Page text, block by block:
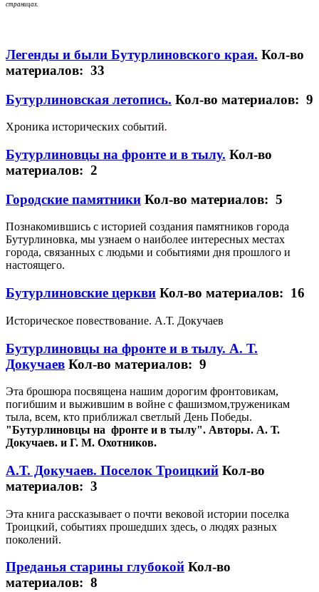
страницах.
Легенды и были Бутурлиновского края. Кол-во
материалов: 33
Бутурлиновская летопись. Кол-во материалов: 9
Хроника исторических событий.
Бутурлиновцы на фронте и в тылу. Кол-во
материалов: 2
Городские памятники Кол-во материалов: 5
Познакомившись с историей создания памятников города
Бутурлиновка, мы узнаем о наиболее интересных местах
города, связанных с людьми и событиями дня прошлого и
настоящего.
Бутурлиновские церкви Кол-во материалов: 16
Историческое повествование. А.Т. Докучаев
Бутурлиновцы на фронте и в тылу. А. Т.
Докучаев Кол-во материалов: 9
Эта брошюра посвящена нашим дорогим фронтовикам,
погибшим и выжившим в войне с фашизмом,труженикам
тыла, всем, кто приближал светлый День Победы.
"Бутурлиновцы на фронте и в тылу". Авторы. А. Т.
Докучаев. и Г. М. Охотников.
А.Т. Докучаев. Поселок Троицкий Кол-во
материалов: 3
Эта книга рассказывает о почти вековой истории поселка
Троицкий, событиях прошедших здесь, о людях разных
поколений.
Преданья старины глубокой Кол-во
материалов: 8